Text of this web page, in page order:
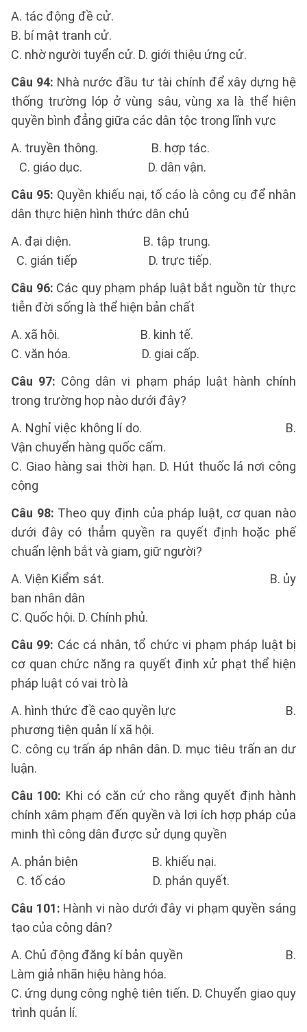
A. tác động đề cử.
B. bí mật tranh cử.
C. nhờ người tuyển cử. D. giới thiệu ứng cử.
Câu 94: Nhà nước đầu tư tài chính để xây dựng hệ
thống trường lóp ở vùng sâu, vùng xa là thể hiện
quyền bình đẳng giữa các dân tộc trong lĩnh vực
A. truyền thông. B. hợp tác.
C. giáo dục. D. dân vận.
Câu 95: Quyền khiếu nại, tố cáo là công cụ để nhân
dân thực hiện hình thức dân chủ
A. đại diện. B. tập trung.
C. gián tiếp D. trực tiếp.
Câu 96: Các quy phạm pháp luật bắt nguồn từ thực
tiễn đời sống là thể hiện bản chất
A. xã hội. B. kinh tế.
C. văn hóa. D. giai cấp.
Câu 97: Công dân vi phạm pháp luật hành chính
trong trường họp nào dưới đây?
A. Nghỉ việc không lí do. B.
Vận chuyển hàng quốc cấm.
C. Giao hàng sai thời hạn. D. Hút thuốc lá nơi công
cộng
Câu 98: Theo quy định của pháp luật, cơ quan nào
dưới đây có thẳm quyền ra quyết định hoặc phế
chuẩn lệnh bắt và giam, giữ người?
A. Viện Kiểm sát. B. ủy
ban nhân dân
C. Quốc hội. D. Chính phủ.
Câu 99: Các cá nhân, tổ chức vi phạm pháp luật bị
cơ quan chức năng ra quyết định xử phạt thể hiện
pháp luật có vai trò là
A. hình thức đề cao quyền lực B.
phương tiện quản lí xã hội.
C. công cụ trấn áp nhân dân. D. mục tiêu trấn an dư
luận.
Câu 100: Khi có căn cứ cho rằng quyết định hành
chính xâm phạm đến quyền và lợi ích hợp pháp của
minh thì công dân được sử dụng quyền
A. phản biện B. khiếu nại.
C. tố cáo D. phán quyết.
Câu 101: Hành vi nào dưới đây vi phạm quyền sáng
tạo của công dân?
A. Chủ động đăng kí bản quyền B.
Làm giả nhãn hiệu hàng hóa.
C. ứng dụng công nghệ tiên tiến. D. Chuyển giao quy
trình quản lí.